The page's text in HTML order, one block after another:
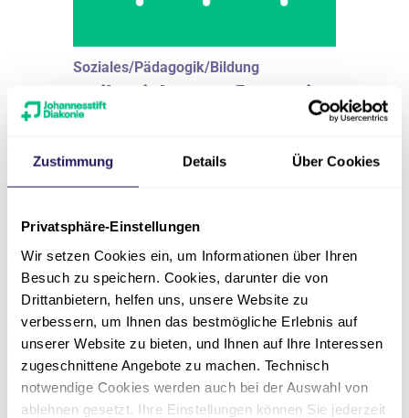
Zustimmung Details Über Cookies
Privatsphäre-Einstellungen
Wir setzen Cookies ein, um Informationen über Ihren
Besuch zu speichern. Cookies, darunter die von
Drittanbietern, helfen uns, unsere Website zu
verbessern, um Ihnen das bestmögliche Erlebnis auf
unserer Website zu bieten, und Ihnen auf Ihre Interessen
zugeschnittene Angebote zu machen. Technisch
notwendige Cookies werden auch bei der Auswahl von
ablehnen gesetzt. Ihre Einstellungen können Sie jederzeit
Soziales/Pädagogik/Bildung
Heilerziehungspfleger *in
HEP im ambulanten
Bereich
nächstmöglich
Stellenumfang
Vollzeit oder Teilzeit
Arbeitsort
Spandau und Neukölln
Einrichtung
Wohnen & Teilhabe